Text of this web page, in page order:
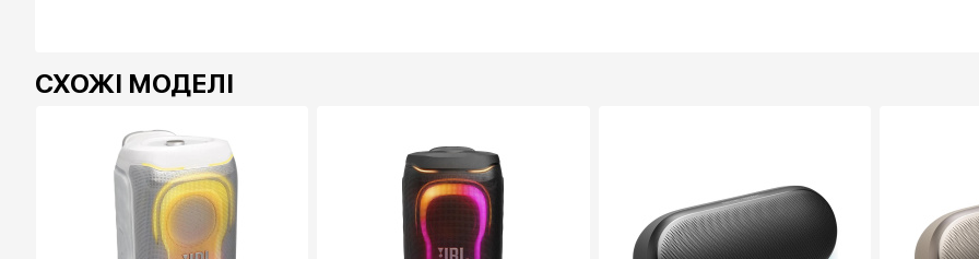
СХОЖІ МОДЕЛІ